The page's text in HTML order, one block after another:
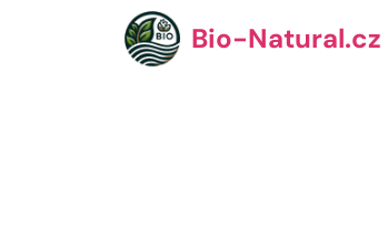
Bio-Natural.cz